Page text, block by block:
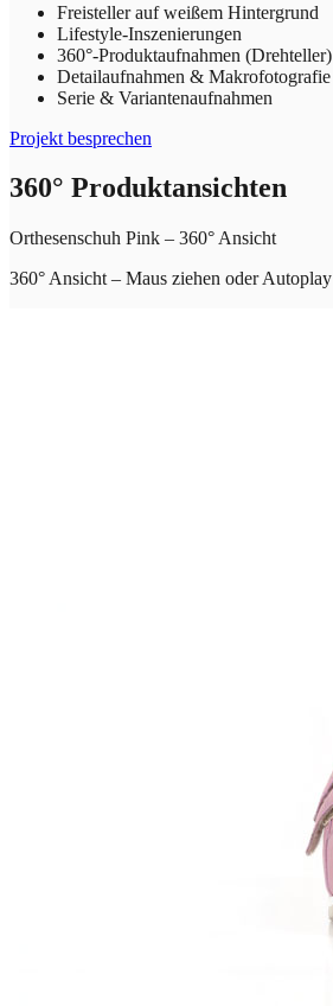
Freisteller auf weißem Hintergrund
Lifestyle-Inszenierungen
360°-Produktaufnahmen (Drehteller)
Detailaufnahmen & Makrofotografie
Serie & Variantenaufnahmen
Projekt besprechen
360° Produktansichten
Orthesenschuh Pink – 360° Ansicht
360° Ansicht – Maus ziehen oder Autoplay